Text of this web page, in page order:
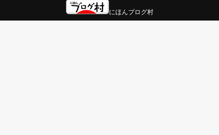
にほんブログ村